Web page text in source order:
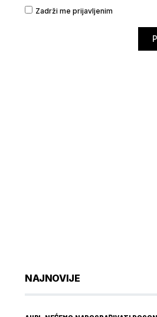
Zadrži me prijavljenim
NAJNOVIJE